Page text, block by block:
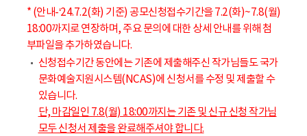
* (안내-‘24.7.2(화) 기준) 공모신청접수기간을 7.2(화)~7.8(월)
18:00까지로 연장하며, 주요 문의에 대한 상세 안내를 위해 첨
부파일을 추가하였습니다.
신청접수기간 동안에는 기존에 제출해주신 작가님들도 국가
문화예술지원시스템(NCAS)에 신청서를 수정 및 제출할 수
있습니다.
단, 마감일인 7.8(월) 18:00까지는 기존 및 신규 신청 작가님
모두 신청서 제출을 완료해주셔야 합니다.